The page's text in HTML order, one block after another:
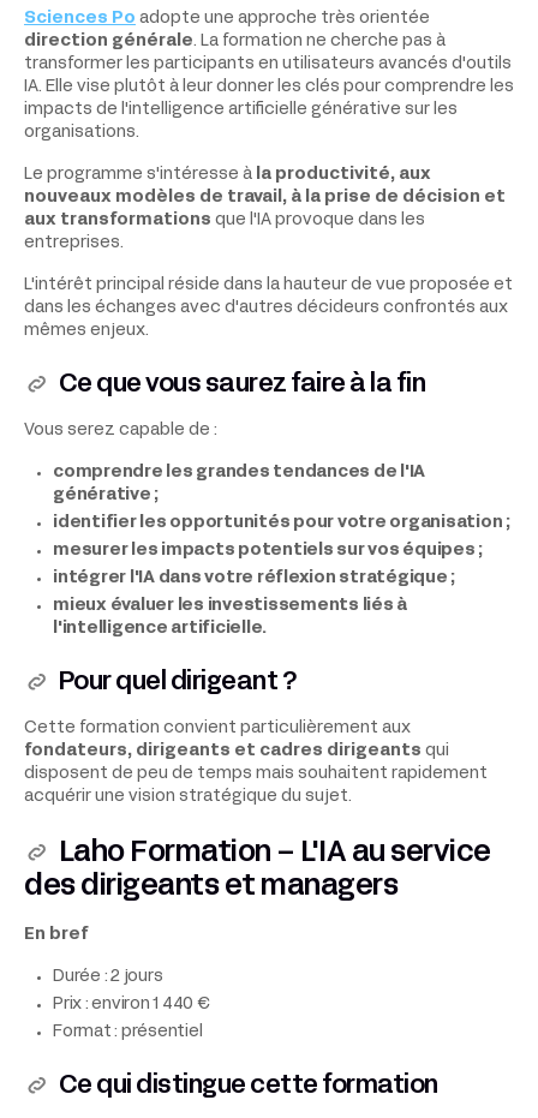
Sciences Po adopte une approche très orientée
direction générale. La formation ne cherche pas à
transformer les participants en utilisateurs avancés d'outils
IA. Elle vise plutôt à leur donner les clés pour comprendre les
impacts de l'intelligence artificielle générative sur les
organisations.
Le programme s'intéresse à
la productivité, aux
nouveaux modèles de travail, à la prise de décision et
aux transformations que l'IA provoque dans les
entreprises.
L'intérêt principal réside dans la hauteur de vue proposée et
dans les échanges avec d'autres décideurs confrontés aux
mêmes enjeux.
Ce que vous saurez faire à la fin
Vous serez capable de :
comprendre les grandes tendances de l'IA
générative ;
identifier les opportunités pour votre organisation ;
mesurer les impacts potentiels sur vos équipes ;
intégrer l'IA dans votre réflexion stratégique ;
mieux évaluer les investissements liés à
l'intelligence artificielle.
Pour quel dirigeant ?
Cette formation convient particulièrement aux
fondateurs, dirigeants et cadres dirigeants qui
disposent de peu de temps mais souhaitent rapidement
acquérir une vision stratégique du sujet.
Laho Formation – L'IA au service
des dirigeants et managers
En bref
Durée : 2 jours
Prix : environ 1 440 €
Format : présentiel
Ce qui distingue cette formation